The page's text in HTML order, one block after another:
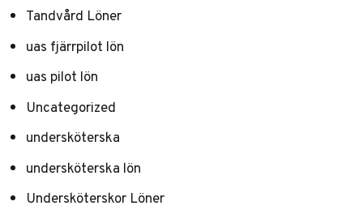
Tandvård Löner
uas fjärrpilot lön
uas pilot lön
Uncategorized
undersköterska
undersköterska lön
Undersköterskor Löner